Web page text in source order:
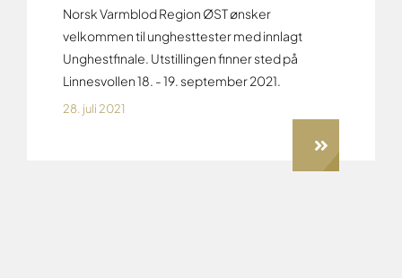
Norsk Varmblod Region ØST ønsker
velkommen til unghesttester med innlagt
Unghestfinale. Utstillingen finner sted på
Linnesvollen 18. - 19. september 2021.
28. juli 2021